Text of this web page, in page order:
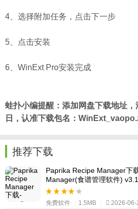
4、选择附加任务，点击下一步
5、点击安装
6、WinExt Pro安装完成
蛙扑小编提醒：添加网盘下载地址
日，认准下载包名：
推荐下载
Paprika Recipe Manager下
Manager(食谱管理软件)
免费软件 1.5MB 2026-06-